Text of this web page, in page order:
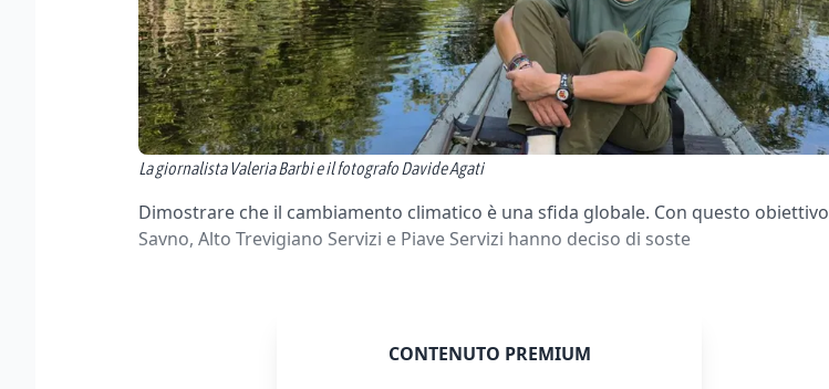
La giornalista Valeria Barbi e il fotografo Davide Agati
Dimostrare che il cambiamento climatico è una sfida globale. Con questo obiettivo
Savno, Alto Trevigiano Servizi e Piave Servizi hanno deciso di soste
CONTENUTO PREMIUM